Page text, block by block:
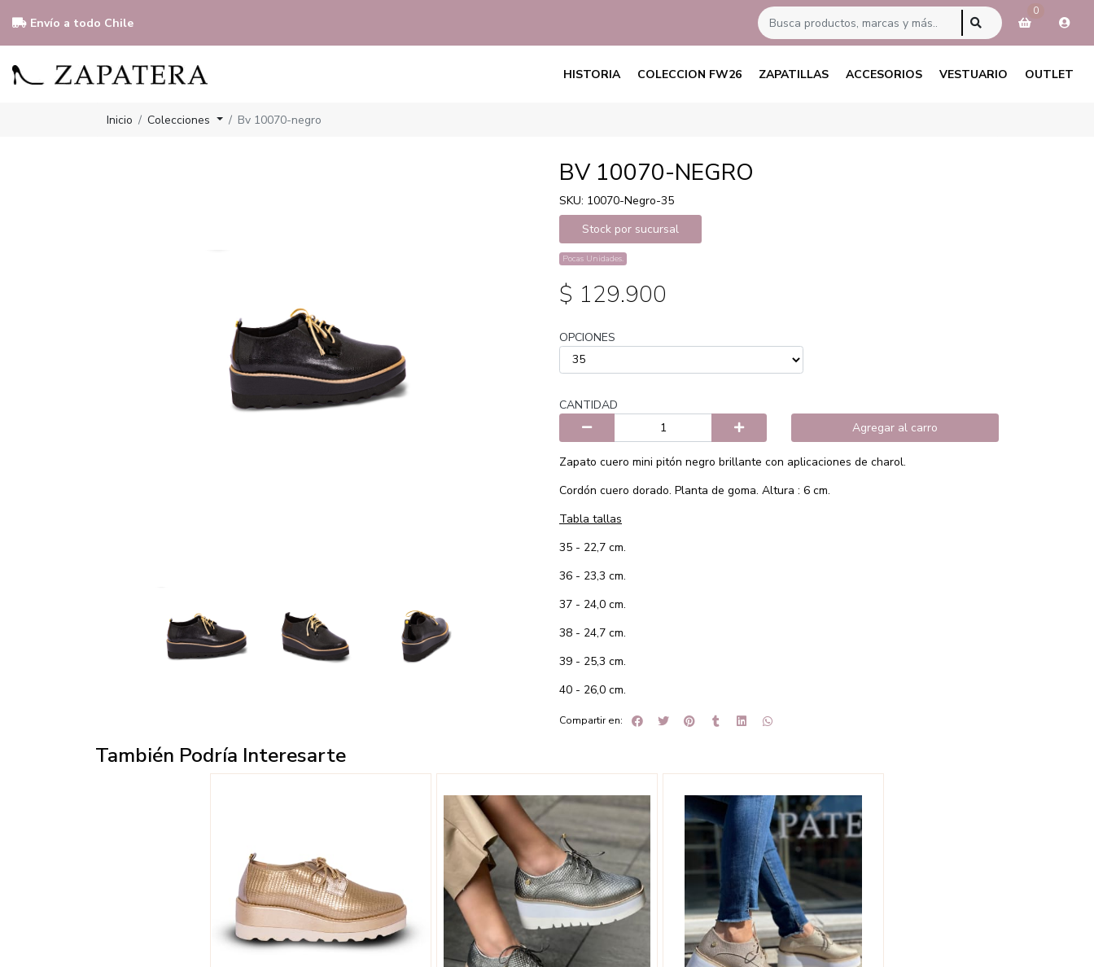
Envío a todo Chile
0
HISTORIA COLECCION FW26 ZAPATILLAS ACCESORIOS VESTUARIO OUTLET
Inicio Colecciones Bv 10070-negro
BV 10070-NEGRO
SKU: 10070-Negro-35
Stock por sucursal
Pocas Unidades.
$ 129.900
OPCIONES
CANTIDAD
Agregar al carro
Zapato cuero mini pitón negro brillante con aplicaciones de charol.
Cordón cuero dorado. Planta de goma. Altura : 6 cm.
Tabla tallas
35 - 22,7 cm.
36 - 23,3 cm.
37 - 24,0 cm.
38 - 24,7 cm.
39 - 25,3 cm.
40 - 26,0 cm.
Compartir en:
También Podría Interesarte